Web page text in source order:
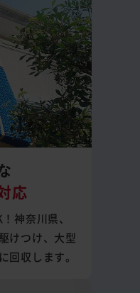
応
神奈川県、
けつけ、大型
回収します。